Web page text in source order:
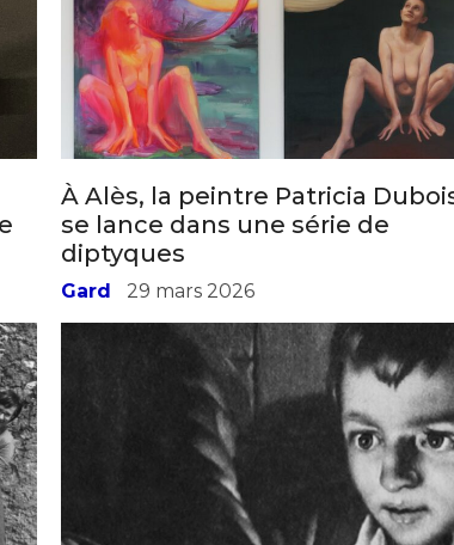
À Alès, la peintre Patricia Dubois
se lance dans une série de
diptyques